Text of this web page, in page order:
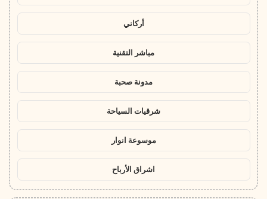
أركاني
مباشر التقنية
مدونة صحبة
شرقيات السياحة
موسوعة انوار
اشراق الأرباح